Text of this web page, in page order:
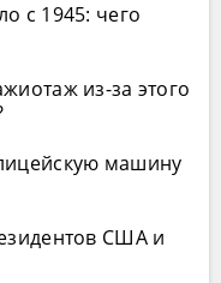
с 1945: чего
из-за этого
машину
США и